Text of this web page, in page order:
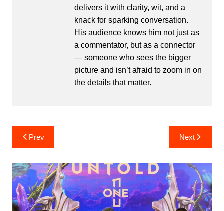
delivers it with clarity, wit, and a
knack for sparking conversation.
His audience knows him not just as
a commentator, but as a connector
— someone who sees the bigger
picture and isn’t afraid to zoom in on
the details that matter.
Post
navigation
Prev Next